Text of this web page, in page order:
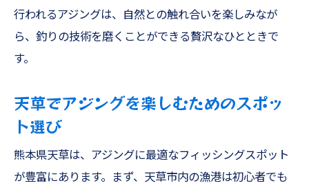
行われるアジングは、自然との触れ合いを楽しみなが
ら、釣りの技術を磨くことができる贅沢なひとときで
す。
天草でアジングを楽しむためのスポッ
ト選び
熊本県天草は、アジングに最適なフィッシングスポット
が豊富にあります。まず、天草市内の漁港は初心者でも